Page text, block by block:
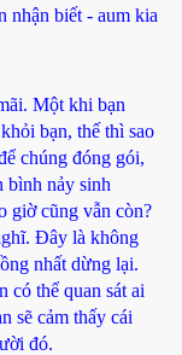
nhận biết - aum kia
Một khi bạn
bạn, thế thì sao
chúng đóng gói,
bình nảy sinh
giờ cũng vẫn còn?
Đây là không
nhất dừng lại.
có thể quan sát ai
sẽ cảm thấy cái
đó.